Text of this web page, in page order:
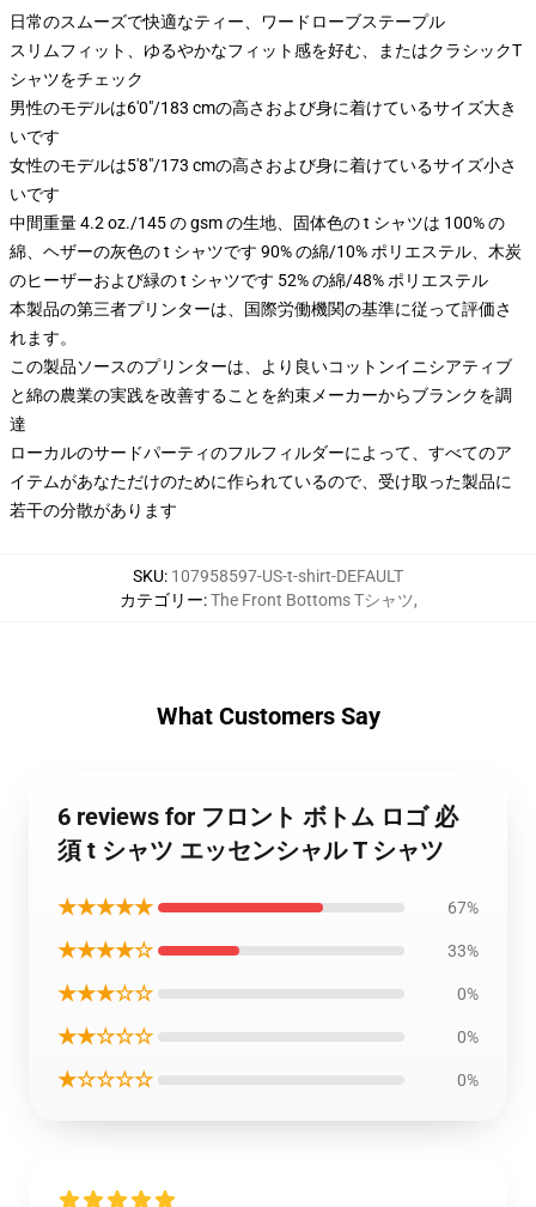
日常のスムーズで快適なティー、ワードローブステープル
スリムフィット、ゆるやかなフィット感を好む、またはクラシックT
シャツをチェック
男性のモデルは6'0"/183 cmの高さおよび身に着けているサイズ大き
いです
女性のモデルは5'8"/173 cmの高さおよび身に着けているサイズ小さ
いです
中間重量 4.2 oz./145 の gsm の生地、固体色の t シャツは 100% の
綿、ヘザーの灰色の t シャツです 90% の綿/10% ポリエステル、木炭
のヒーザーおよび緑の t シャツです 52% の綿/48% ポリエステル
本製品の第三者プリンターは、国際労働機関の基準に従って評価さ
れます。
この製品ソースのプリンターは、より良いコットンイニシアティブ
と綿の農業の実践を改善することを約束メーカーからブランクを調
達
ローカルのサードパーティのフルフィルダーによって、すべてのア
イテムがあなただけのために作られているので、受け取った製品に
若干の分散があります
SKU: 107958597-US-t-shirt-DEFAULT
カテゴリー:The Front Bottoms Tシャツ,
What Customers Say
6 reviews for フロント ボトム ロゴ 必
須 t シャツ エッセンシャル T シャツ
★★★★★ 67%
★★★★☆ 33%
★★★☆☆ 0%
★★☆☆☆ 0%
★☆☆☆☆ 0%